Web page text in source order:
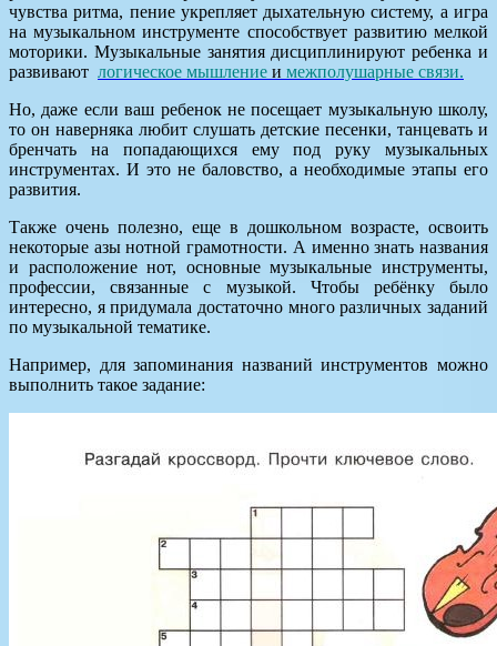
чувства ритма, пение укрепляет дыхательную систему, а игра
на музыкальном инструменте способствует развитию мелкой
моторики. Музыкальные занятия дисциплинируют ребенка и
развивают логическое мышление и межполушарные связи.
Но, даже если ваш ребенок не посещает музыкальную школу,
то он наверняка любит слушать детские песенки, танцевать и
бренчать на попадающихся ему под руку музыкальных
инструментах. И это не баловство, а необходимые этапы его
развития.
Также очень полезно, еще в дошкольном возрасте, освоить
некоторые азы нотной грамотности. А именно знать названия
и расположение нот, основные музыкальные инструменты,
профессии, связанные с музыкой. Чтобы ребёнку было
интересно, я придумала достаточно много различных заданий
по музыкальной тематике.
Например, для запоминания названий инструментов можно
выполнить такое задание: